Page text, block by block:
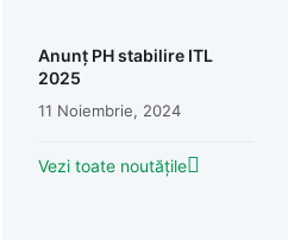
Anunț PH stabilire ITL
2025
11 Noiembrie, 2024
Vezi toate noutățile